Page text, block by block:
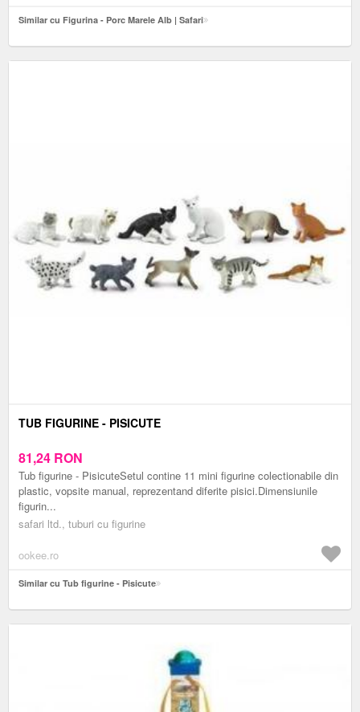
Similar cu Figurina - Porc Marele Alb | Safari
TUB FIGURINE - PISICUTE
81,24 RON
Tub figurine - PisicuteSetul contine 11 mini figurine colectionabile din
plastic, vopsite manual, reprezentand diferite pisici.Dimensiunile
figurin...
safari ltd., tuburi cu figurine
ookee.ro
Similar cu Tub figurine - Pisicute